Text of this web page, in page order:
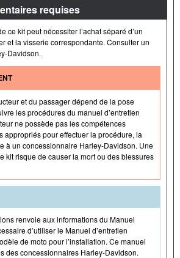
requises
ce kit peut nécessiter l’achat séparé d’un
et la visserie correspondante. Consulter un
Davidson.
et du passager dépend de la pose
les procédures du manuel d’entretien
ne possède pas les compétences
appropriés pour effectuer la procédure, la
à un concessionnaire Harley-Davidson. Une
kit risque de causer la mort ou des blessures
renvoie aux informations du Manuel
d’utiliser le Manuel d’entretien
de moto pour l’installation. Ce manuel
des concessionnaires Harley-Davidson.